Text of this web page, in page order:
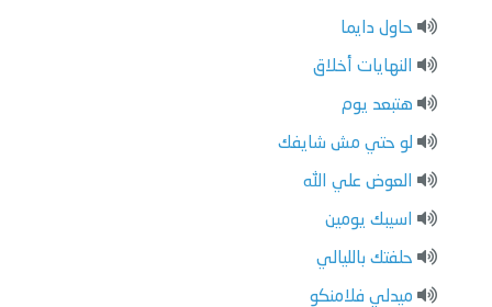
حاول دايما
النهايات أخلاق
هتبعد يوم
لو حتي مش شايفك
العوض علي الله
اسيبك يومين
حلفتك بالليالي
ميدلي فلامنكو